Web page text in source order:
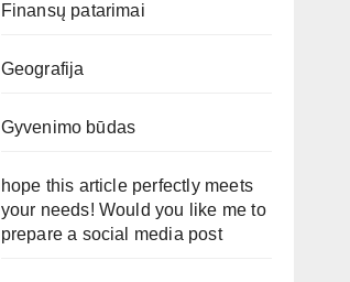
Finansų patarimai
Geografija
Gyvenimo būdas
hope this article perfectly meets
your needs! Would you like me to
prepare a social media post